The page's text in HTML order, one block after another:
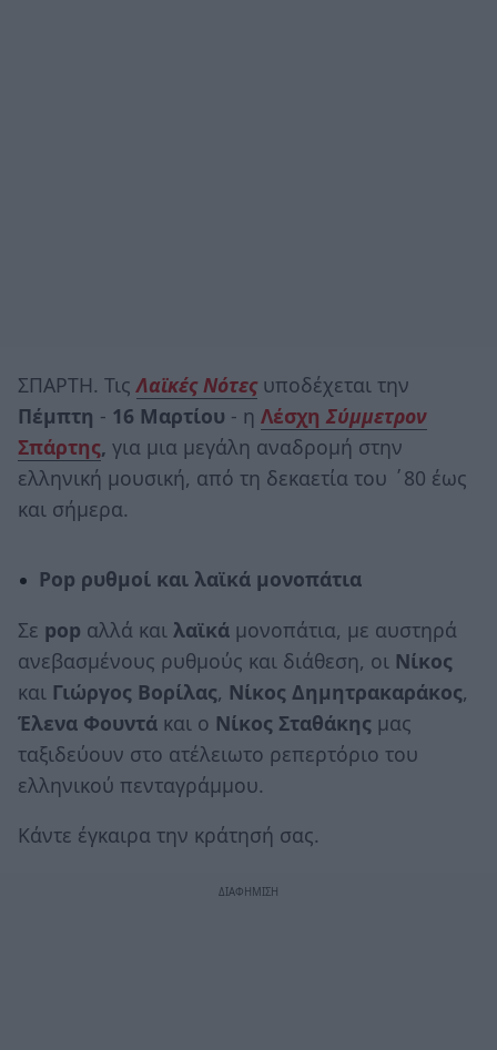
ΣΠΑΡΤΗ. Τις Λαϊκές Νότες υποδέχεται την
Πέμπτη - 16 Μαρτίου - η Λέσχη Σύμμετρον
Σπάρτης, για μια μεγάλη αναδρομή στην
ελληνική μουσική, από τη δεκαετία του ΄80 έως
και σήμερα.
Pop ρυθμοί και λαϊκά μονοπάτια
Σε pop αλλά και λαϊκά μονοπάτια, με αυστηρά
ανεβασμένους ρυθμούς και διάθεση, οι Νίκος
και Γιώργος Βορίλας, Νίκος Δημητρακαράκος,
Έλενα Φουντά και ο Νίκος Σταθάκης μας
ταξιδεύουν στο ατέλειωτο ρεπερτόριο του
ελληνικού πενταγράμμου.
Κάντε έγκαιρα την κράτησή σας.